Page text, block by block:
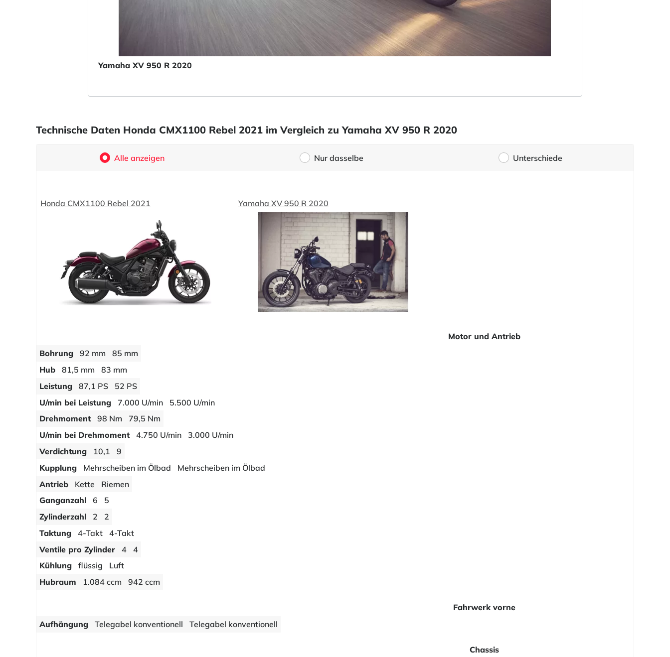
Yamaha XV 950 R 2020
Technische Daten Honda CMX1100 Rebel 2021 im Vergleich zu Yamaha XV 950 R 2020
Alle anzeigen Nur dasselbe Unterschiede
Honda CMX1100 Rebel 2021 Yamaha XV 950 R 2020
Motor und Antrieb
Bohrung
92 mm
85 mm
Hub
81,5 mm
83 mm
Leistung
87,1 PS
52 PS
U/min bei Leistung
7.000 U/min
5.500 U/min
Drehmoment
98 Nm
79,5 Nm
U/min bei Drehmoment
4.750 U/min
3.000 U/min
Verdichtung
10,1
9
Kupplung
Mehrscheiben im Ölbad
Mehrscheiben im Ölbad
Antrieb
Kette
Riemen
Ganganzahl
6
5
Zylinderzahl
2
2
Taktung
4-Takt
4-Takt
Ventile pro Zylinder
4
4
Kühlung
flüssig
Luft
Hubraum
1.084 ccm 942 ccm
Fahrwerk vorne
Aufhängung
Telegabel konventionell Telegabel konventionell
Chassis